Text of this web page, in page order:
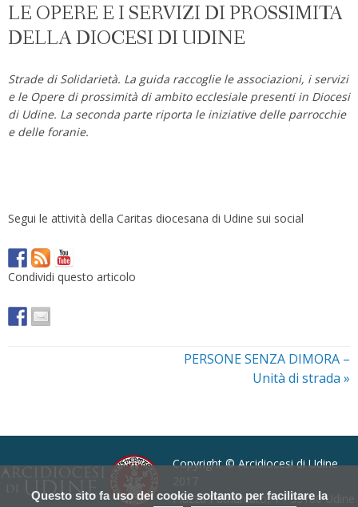
Questo sito fa uso dei cookie soltanto per facilitare la
LE OPERE E I SERVIZI DI PROSSIMITA
DELLA DIOCESI DI UDINE
Strade di Solidarietà. La guida raccoglie le associazioni, i servizi
e le Opere di prossimità di ambito ecclesiale presenti in Diocesi
di Udine. La seconda parte riporta le iniziative delle parrocchie
e delle foranie.
Segui le attività della Caritas diocesana di Udine sui social
Condividi questo articolo
PERSONE SENZA DIMORA –
Unità di strada »
Copyright © Arcidiocesi di Udine
2017
Piazza Patriarcato, 1 - 33100 Udine